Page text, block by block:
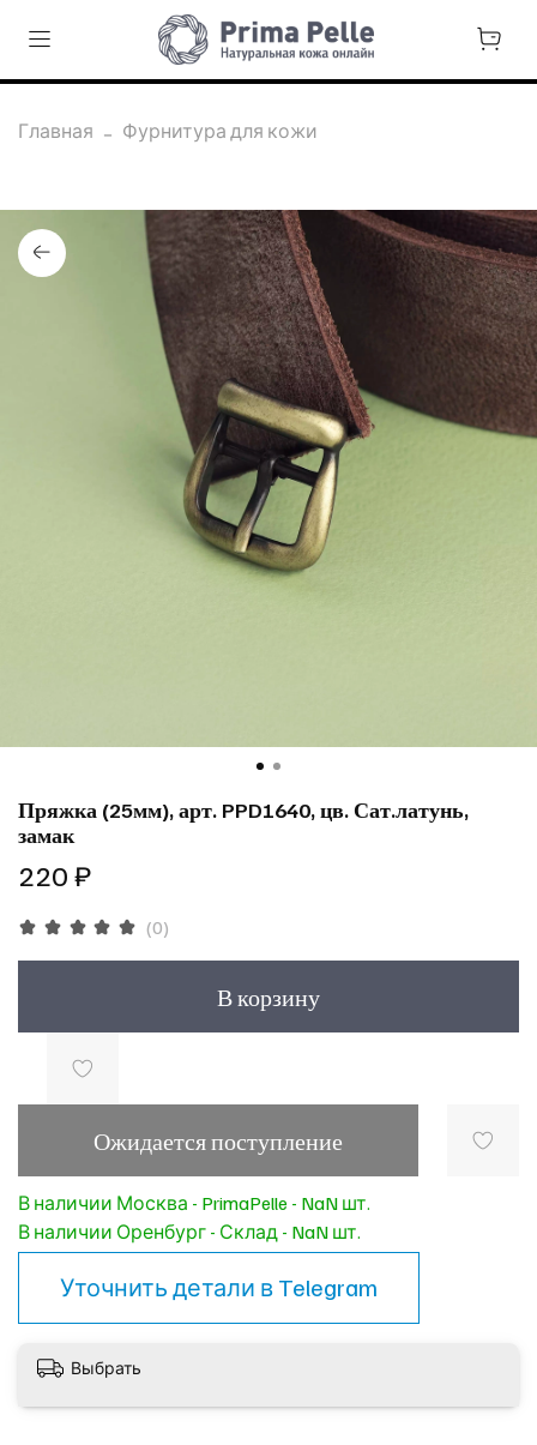
Главная Фурнитура для кожи
(0)
Пряжка (25мм), арт. PPD1640, цв. Сат.латунь,
замак
220 ₽
В корзину
Ожидается поступление
В наличии Москва - PrimaPelle - NaN шт.
В наличии Оренбург - Склад - NaN шт.
Уточнить детали вTelegram
Выбрать